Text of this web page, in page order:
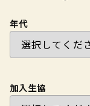
年代
加入生協